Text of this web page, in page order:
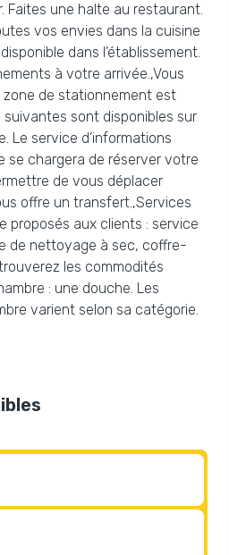
Faites une halte au restaurant.
vos envies dans la cuisine
dans l’établissement.
à votre arrivée.,Vous
zone de stationnement est
sont disponibles sur
Le service d’informations
se chargera de réserver votre
de vous déplacer
offre un transfert.,Services
proposés aux clients : service
de nettoyage à sec, coffre-
les commodités
: une douche. Les
varient selon sa catégorie.